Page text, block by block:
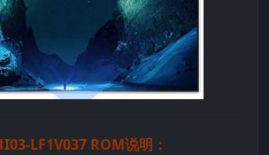
LF1V037 ROM说明：